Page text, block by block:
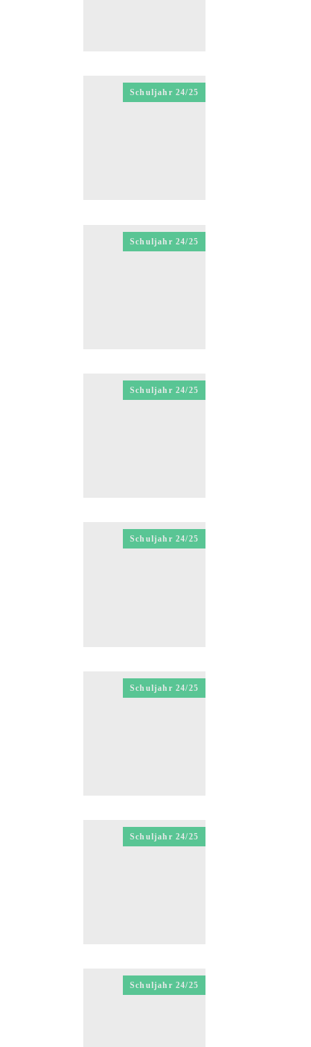
Schuljahr 24/25
Schuljahr 24/25
Schuljahr 24/25
Schuljahr 24/25
Schuljahr 24/25
Schuljahr 24/25
Schuljahr 24/25